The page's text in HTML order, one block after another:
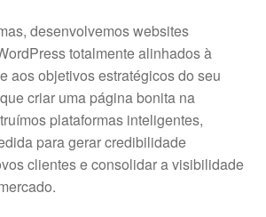
desenvolvemos websites
totalmente alinhados à
aos objetivos estratégicos do seu
criar uma página bonita na
plataformas inteligentes,
para gerar credibilidade
clientes e consolidar a visibilidade